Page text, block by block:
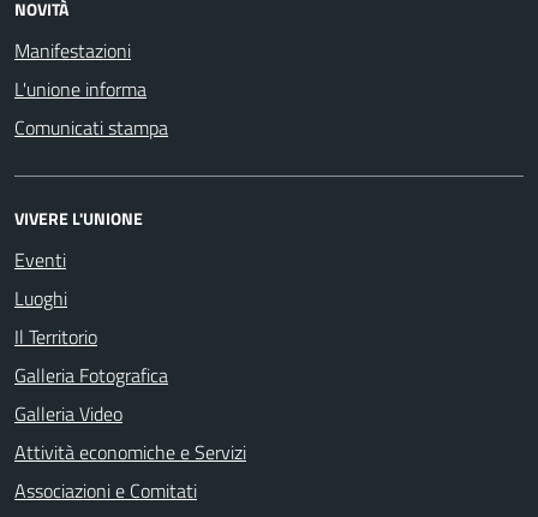
NOVITÀ
Manifestazioni
L'unione informa
Comunicati stampa
VIVERE L'UNIONE
Eventi
Luoghi
Il Territorio
Galleria Fotografica
Galleria Video
Attività economiche e Servizi
Associazioni e Comitati